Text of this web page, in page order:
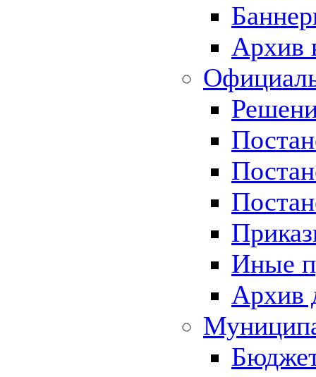
Архив
Иные
Архив